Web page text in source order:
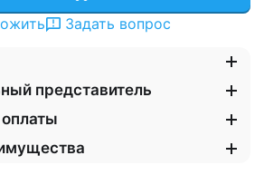
Задать вопрос
представитель